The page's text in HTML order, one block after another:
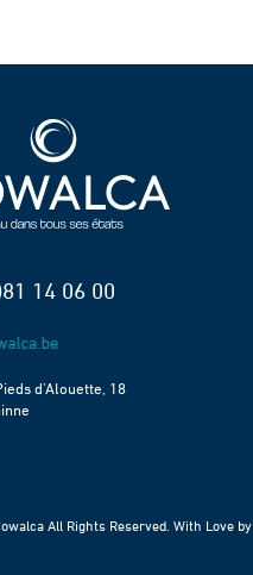
14 06 00
d’Alouette, 18
All Rights Reserved. With Love by